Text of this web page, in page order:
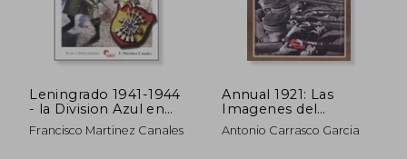
Leningrado 1941-1944
- la Division Azul en
Combate (Guerreros
y Batallas) (in
Francisco Martinez Canales
Annual 1921: Las
Imagenes del
Desastre (2ª Ed. ) (in
Spanish)
Antonio Carrasco Garcia